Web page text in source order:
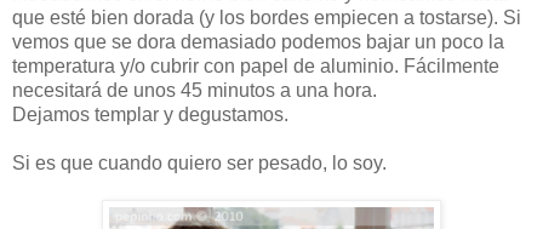
que esté bien dorada (y los bordes empiecen a tostarse). Si
vemos que se dora demasiado podemos bajar un poco la
temperatura y/o cubrir con papel de aluminio. Fácilmente
necesitará de unos 45 minutos a una hora.
Dejamos templar y degustamos.
Si es que cuando quiero ser pesado, lo soy.